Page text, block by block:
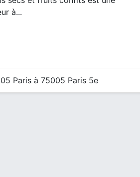
à...
Paris à 75005 Paris 5e